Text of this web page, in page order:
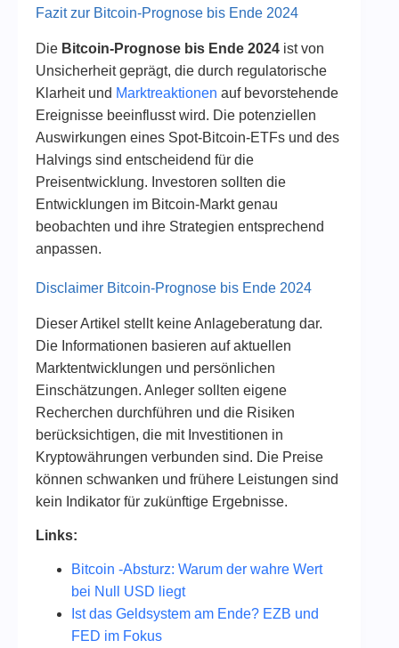
Fazit zur Bitcoin-Prognose bis Ende 2024
Die Bitcoin-Prognose bis Ende 2024 ist von
Unsicherheit geprägt, die durch regulatorische
Klarheit und Marktreaktionen auf bevorstehende
Ereignisse beeinflusst wird. Die potenziellen
Auswirkungen eines Spot-Bitcoin-ETFs und des
Halvings sind entscheidend für die
Preisentwicklung. Investoren sollten die
Entwicklungen im Bitcoin-Markt genau
beobachten und ihre Strategien entsprechend
anpassen.
Disclaimer Bitcoin-Prognose bis Ende 2024
Dieser Artikel stellt keine Anlageberatung dar.
Die Informationen basieren auf aktuellen
Marktentwicklungen und persönlichen
Einschätzungen. Anleger sollten eigene
Recherchen durchführen und die Risiken
berücksichtigen, die mit Investitionen in
Kryptowährungen verbunden sind. Die Preise
können schwanken und frühere Leistungen sind
kein Indikator für zukünftige Ergebnisse.
Links:
Bitcoin -Absturz: Warum der wahre Wert
bei Null USD liegt
Ist das Geldsystem am Ende? EZB und
FED im Fokus